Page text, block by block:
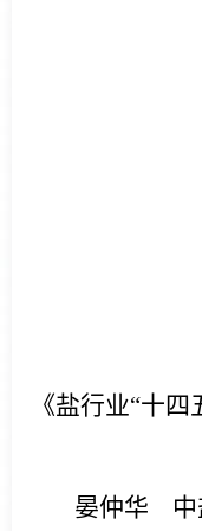
《盐行业“十
晏仲华